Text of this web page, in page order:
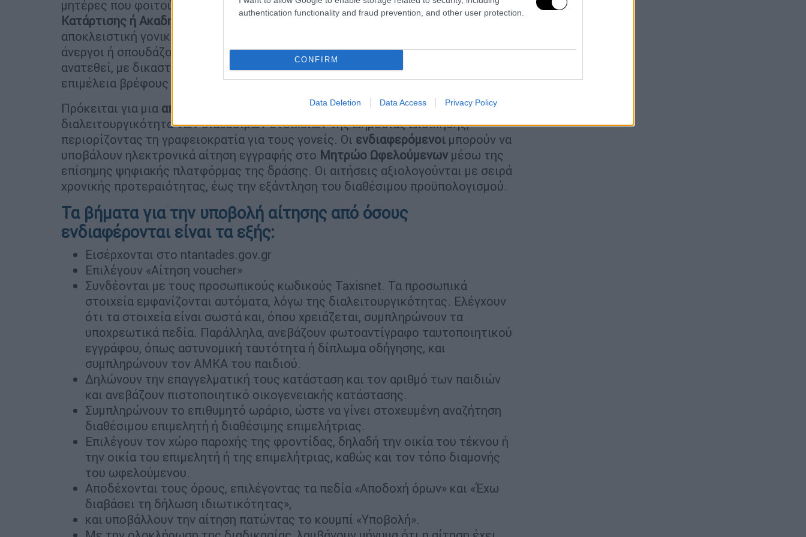
authentication functionality and fraud prevention, and other user protection.
CONFIRM
Data Deletion Data Access Privacy Policy
μητέρες που φοιτούν σε
Πανεπιστήμια, Σχολές Ανώτερης Επαγγελματικής
Κατάρτισης ή Ακαδημίες Επαγγελματικής Κατάρτισης, πατέρες που έχουν την
αποκλειστική γονική μέριμνα ή επιμέλεια βρέφους ή νηπίου και εργάζονται, είναι
άνεργοι ή σπουδάζουν, καθώς και κάθε φυσικό πρόσωπο στο οποίο έχει
ανατεθεί, με δικαστική απόφαση ή εισαγγελική διάταξη, η αποκλειστική
επιμέλεια βρέφους ή νηπίου.
Πρόκειται για μια απλή, και γρήγορη διαδικασίαπου αξιοποιεί τη
διαλειτουργικότητα των διαθέσιμων στοιχείων της Δημόσιας Διοίκησης,
περιορίζοντας τη γραφειοκρατία για τους γονείς. Οι ενδιαφερόμενοι μπορούν να
υποβάλουν ηλεκτρονικά αίτηση εγγραφής στο Μητρώο Ωφελούμενων μέσω της
επίσημης ψηφιακής πλατφόρμας της δράσης. Οι αιτήσεις αξιολογούνται με σειρά
χρονικής προτεραιότητας, έως την εξάντληση του διαθέσιμου προϋπολογισμού.
Τα βήματα για την υποβολή αίτησης από όσους
ενδιαφέρονται είναι τα εξής:
Εισέρχονται στο ntantades.gov.gr
Επιλέγουν «Αίτηση voucher»
Συνδέονται με τους προσωπικούς κωδικούς Taxisnet. Τα προσωπικά
στοιχεία εμφανίζονται αυτόματα, λόγω της διαλειτουργικότητας. Ελέγχουν
ότι τα στοιχεία είναι σωστά και, όπου χρειάζεται, συμπληρώνουν τα
υποχρεωτικά πεδία. Παράλληλα, ανεβάζουν φωτοαντίγραφο ταυτοποιητικού
εγγράφου, όπως αστυνομική ταυτότητα ή δίπλωμα οδήγησης, και
συμπληρώνουν τον ΑΜΚΑ του παιδιού.
Δηλώνουν την επαγγελματική τους κατάσταση και τον αριθμό των παιδιών
και ανεβάζουν πιστοποιητικό οικογενειακής κατάστασης.
Συμπληρώνουν το επιθυμητό ωράριο, ώστε να γίνει στοχευμένη αναζήτηση
διαθέσιμου επιμελητή ή διαθέσιμης επιμελήτριας.
Επιλέγουν τον χώρο παροχής της φροντίδας, δηλαδή την οικία του τέκνου ή
την οικία του επιμελητή ή της επιμελήτριας, καθώς και τον τόπο διαμονής
του ωφελούμενου.
Αποδέχονται τους όρους, επιλέγοντας τα πεδία «Αποδοχή όρων» και «Έχω
διαβάσει τη δήλωση ιδιωτικότητας»,
και υποβάλλουν την αίτηση πατώντας το κουμπί «Υποβολή».